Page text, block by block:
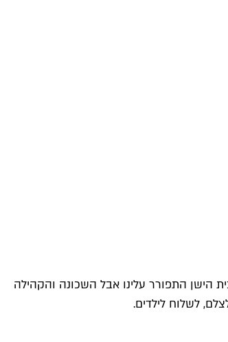
הישן התפורר עלינו אבל השכונה והקהילה
לשלוח לילדים.